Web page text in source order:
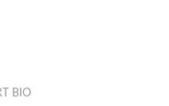
BIO